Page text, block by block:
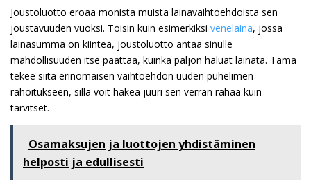
Joustoluotto eroaa monista muista lainavaihtoehdoista sen
joustavuuden vuoksi. Toisin kuin esimerkiksi venelaina, jossa
lainasumma on kiinteä, joustoluotto antaa sinulle
mahdollisuuden itse päättää, kuinka paljon haluat lainata. Tämä
tekee siitä erinomaisen vaihtoehdon uuden puhelimen
rahoitukseen, sillä voit hakea juuri sen verran rahaa kuin
tarvitset.
Osamaksujen ja luottojen yhdistäminen
helposti ja edullisesti